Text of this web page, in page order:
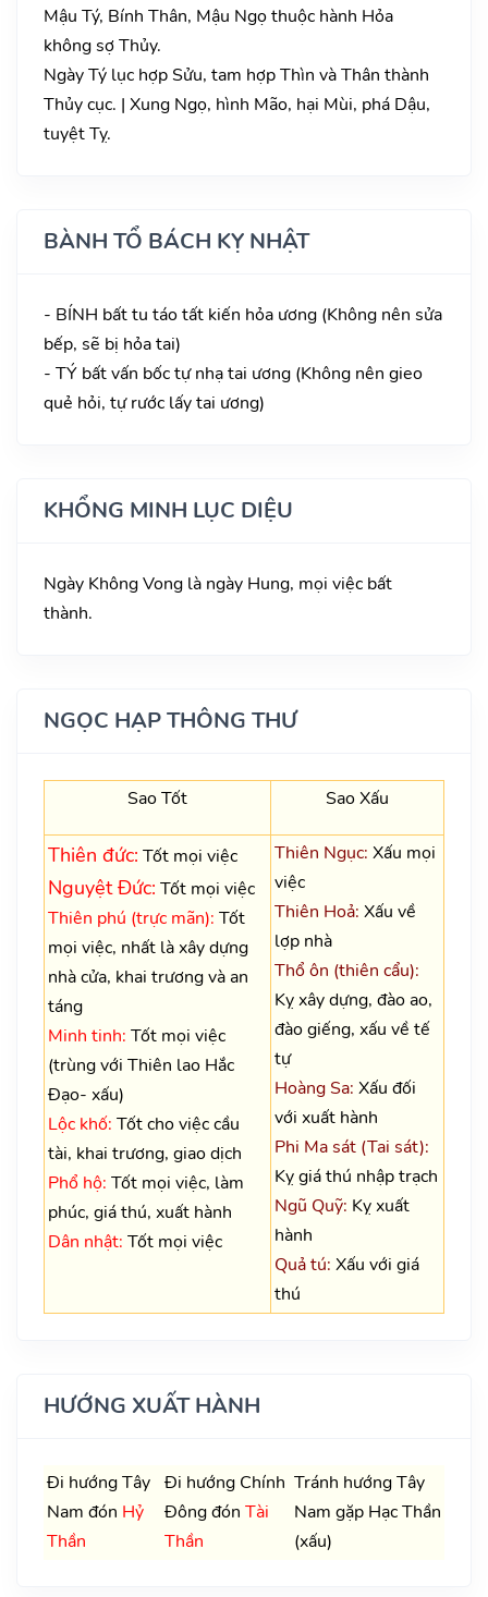
Mậu Tý, Bính Thân, Mậu Ngọ thuộc hành Hỏa
không sợ Thủy.
Ngày Tý lục hợp Sửu, tam hợp Thìn và Thân thành
Thủy cục. | Xung Ngọ, hình Mão, hại Mùi, phá Dậu,
tuyệt Tỵ.
BÀNH TỔ BÁCH KỴ NHẬT
- BÍNH bất tu táo tất kiến hỏa ương (Không nên sửa
bếp, sẽ bị hỏa tai)
- TÝ bất vấn bốc tự nhạ tai ương (Không nên gieo
quẻ hỏi, tự rước lấy tai ương)
KHỔNG MINH LỤC DIỆU
Ngày Không Vong là ngày Hung, mọi việc bất
thành.
NGỌC HẠP THÔNG THƯ
Sao Tốt Sao Xấu
Thiên đức: Tốt mọi việc
Nguyệt Đức: Tốt mọi việc
Thiên phú (trực mãn): Tốt
mọi việc, nhất là xây dựng
nhà cửa, khai trương và an
táng
Minh tinh: Tốt mọi việc
(trùng với Thiên lao Hắc
Đạo- xấu)
Lộc khố: Tốt cho việc cầu
tài, khai trương, giao dịch
Phổ hộ: Tốt mọi việc, làm
phúc, giá thú, xuất hành
Dân nhật: Tốt mọi việc
Thiên Ngục: Xấu mọi
việc
Thiên Hoả: Xấu về
lợp nhà
Thổ ôn (thiên cẩu):
Kỵ xây dựng, đào ao,
đào giếng, xấu về tế
tự
Hoàng Sa: Xấu đối
với xuất hành
Phi Ma sát (Tai sát):
Kỵ giá thú nhập trạch
Ngũ Quỹ: Kỵ xuất
hành
Quả tú: Xấu với giá
thú
HƯỚNG XUẤT HÀNH
Đi hướng Tây
Nam đón Hỷ
Thần
Đi hướng Chính
Đông đón Tài
Thần
Tránh hướng Tây
Nam gặp Hạc Thần
(xấu)